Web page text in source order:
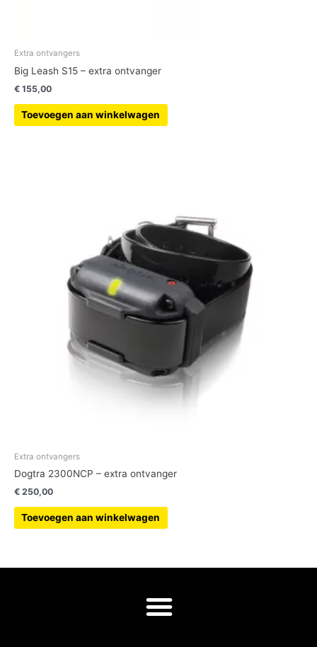
Extra ontvangers
Big Leash S15 – extra ontvanger
€ 155,00
Toevoegen aan winkelwagen
Extra ontvangers
Dogtra 2300NCP – extra ontvanger
€ 250,00
Toevoegen aan winkelwagen